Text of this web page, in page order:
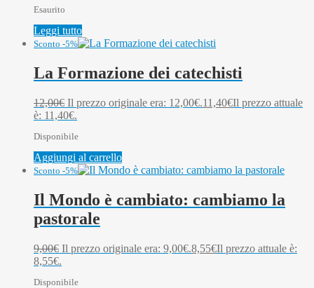
Esaurito
Leggi tutto
Sconto -5%
La Formazione dei catechisti
12,00€ Il prezzo originale era: 12,00€.11,40€Il prezzo attuale
è: 11,40€.
Disponibile
Aggiungi al carrello
Sconto -5%
Il Mondo è cambiato: cambiamo la
pastorale
9,00€ Il prezzo originale era: 9,00€.8,55€Il prezzo attuale è:
8,55€.
Disponibile